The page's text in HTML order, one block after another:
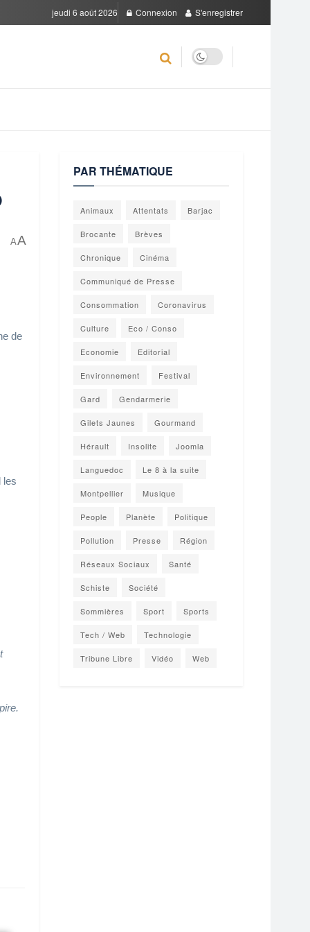
jeudi 6 août 2026 Connexion S'enregistrer
AA
de
les
PAR THÉMATIQUE
Animaux Attentats Barjac
Brocante Brèves
Chronique Cinéma
Communiqué de Presse
Consommation Coronavirus
Culture Eco / Conso
Economie Editorial
Environnement Festival
Gard Gendarmerie
Gilets Jaunes Gourmand
Hérault Insolite Joomla
Languedoc Le 8 à la suite
Montpellier Musique
People Planète Politique
Pollution Presse Région
Réseaux Sociaux Santé
Schiste Société
Sommières Sport Sports
Tech / Web Technologie
Tribune Libre Vidéo Web